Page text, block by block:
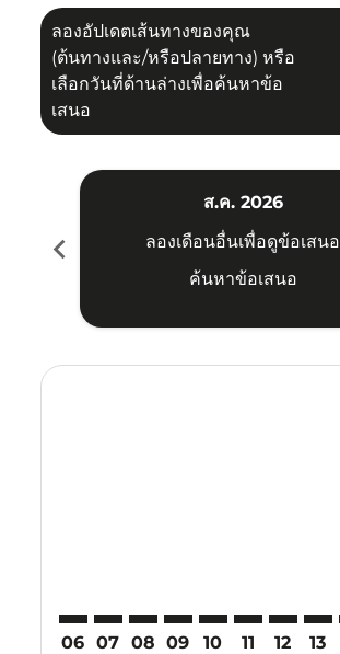
ลองอัปเดตเส้นทางของคุณ
(ต้นทางและ/หรือปลายทาง) หรือ
เลือกวันที่ด้านล่างเพื่อค้นหาข้อ
เสนอ
chevron_left
ส.ค. 2026
ลองเดือนอื่นเพื่อดูข้อเสนอ
ค้นหาข้อเสนอ
06 07 08 09 10 11 12 13